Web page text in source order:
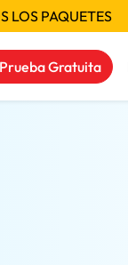
LOS PAQUETES
Gratuita